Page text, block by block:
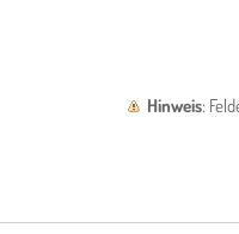
Hinweis :